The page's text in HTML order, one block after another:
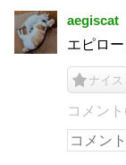
aegiscat
エピロ
ナイス
コメン